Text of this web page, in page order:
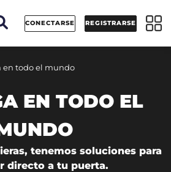
CONECTARSE REGISTRARSE
en todo el mundo
EN TODO EL
tenemos soluciones para
directo a tu puerta.